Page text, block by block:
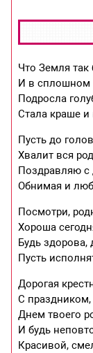
Что Земля так
И в сплошном
Подросла
Стала краше
Пусть до
Хвалит вся
Поздравляю
Обнимая и
Посмотри,
Хороша
Будь здорова,
Пусть
Дорогая
С
Днем твоего
И будь
Красивой,